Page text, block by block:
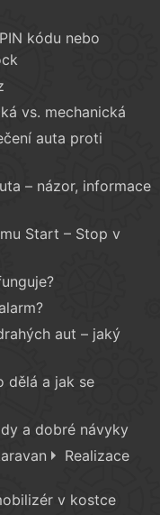
kódu nebo
vs. mechanická
auta proti
– názor, informace
Start – Stop v
aut – jaký
dělá a jak se
a dobré návyky
Realizace
v kostce